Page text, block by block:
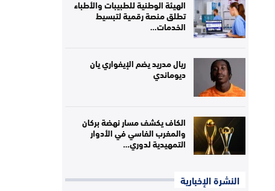
الهيئة الوطنية للطبيبات والأطباء
تطلق منصة رقمية لتبسيط
الخدمات…
ريال مدريد يضم الإيفواري يان
ديوماندي
الكاف يكشف مسار نهضة بركان
والمغرب الفاسي في الأدوار
التمهيدية لدوري…
النشرة الإخبارية